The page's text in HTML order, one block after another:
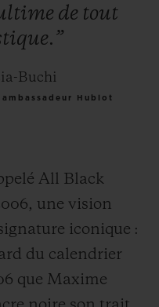
de tout
Buchi
Hublot
All Black
une vision
iconique :
du calendrier
que Maxime